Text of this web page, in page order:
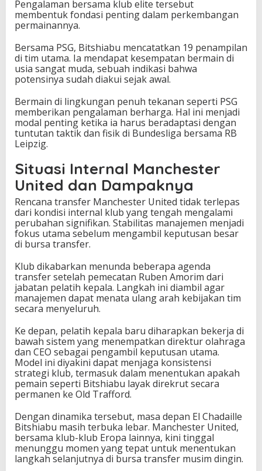
Pengalaman bersama klub elite tersebut
membentuk fondasi penting dalam perkembangan
permainannya.
Bersama PSG, Bitshiabu mencatatkan 19 penampilan
di tim utama. Ia mendapat kesempatan bermain di
usia sangat muda, sebuah indikasi bahwa
potensinya sudah diakui sejak awal.
Bermain di lingkungan penuh tekanan seperti PSG
memberikan pengalaman berharga. Hal ini menjadi
modal penting ketika ia harus beradaptasi dengan
tuntutan taktik dan fisik di Bundesliga bersama RB
Leipzig.
Situasi Internal Manchester
United dan Dampaknya
Rencana transfer Manchester United tidak terlepas
dari kondisi internal klub yang tengah mengalami
perubahan signifikan. Stabilitas manajemen menjadi
fokus utama sebelum mengambil keputusan besar
di bursa transfer.
Klub dikabarkan menunda beberapa agenda
transfer setelah pemecatan Ruben Amorim dari
jabatan pelatih kepala. Langkah ini diambil agar
manajemen dapat menata ulang arah kebijakan tim
secara menyeluruh.
Ke depan, pelatih kepala baru diharapkan bekerja di
bawah sistem yang menempatkan direktur olahraga
dan CEO sebagai pengambil keputusan utama.
Model ini diyakini dapat menjaga konsistensi
strategi klub, termasuk dalam menentukan apakah
pemain seperti Bitshiabu layak direkrut secara
permanen ke Old Trafford.
Dengan dinamika tersebut, masa depan El Chadaille
Bitshiabu masih terbuka lebar. Manchester United,
bersama klub-klub Eropa lainnya, kini tinggal
menunggu momen yang tepat untuk menentukan
langkah selanjutnya di bursa transfer musim dingin.